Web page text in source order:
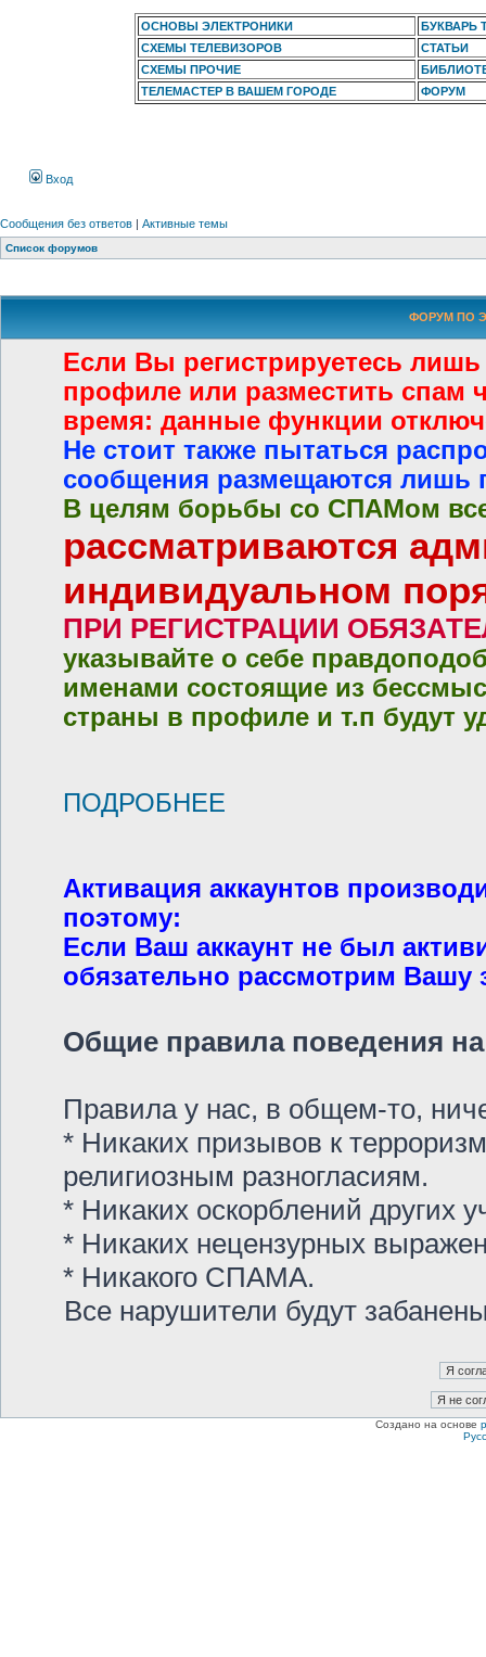
ОСНОВЫ ЭЛЕКТРОНИКИ
БУКВАРЬ
СХЕМЫ ТЕЛЕВИЗОРОВ
СТАТЬИ
СХЕМЫ ПРОЧИЕ
ТЕЛЕМАСТЕР В ВАШЕМ ГОРОДЕ
ФОРУМ
Вход
Сообщения без ответов | Активные темы
Список форумов
ФОРУМ ПО
Если Вы регистрируетесь
профиле или разместить спам
время: данные функции
Не стоит также пытаться
сообщения размещаются лишь
В целям борьбы со СПАМом все
рассматриваются
индивидуальном
ПРИ РЕГИСТРАЦИИ
указывайте о себе
именами состоящие из
страны в профиле и т.п будут
ПОДРОБНЕЕ
Активация аккаунтов
поэтому:
Если Ваш аккаунт не был
обязательно рассмотрим Вашу
Общие правила поведения на
Правила у нас, в общем-то,
* Никаких призывов к
религиозным разногласиям.
* Никаких оскорблений других
* Никаких нецензурных
* Никакого СПАМА.
Все нарушители будут
Создано на основе